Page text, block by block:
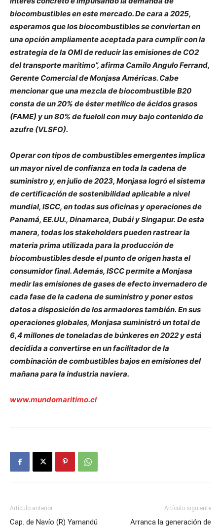
biocombustibles en este mercado. De cara a 2025,
esperamos que los biocombustibles se conviertan en
una opción ampliamente aceptada para cumplir con la
estrategia de la OMI de reducir las emisiones de CO2
del transporte marítimo”, afirma Camilo Angulo Ferrand,
Gerente Comercial de Monjasa Américas. Cabe
mencionar que una mezcla de biocombustible B20
consta de un 20% de éster metílico de ácidos grasos
(FAME) y un 80% de fueloil con muy bajo contenido de
azufre (VLSFO).
Operar con tipos de combustibles emergentes implica
un mayor nivel de confianza en toda la cadena de
suministro y, en julio de 2023, Monjasa logró el sistema
de certificación de sostenibilidad aplicable a nivel
mundial, ISCC, en todas sus oficinas y operaciones de
Panamá, EE.UU., Dinamarca, Dubái y Singapur. De esta
manera, todas los stakeholders pueden rastrear la
materia prima utilizada para la producción de
biocombustibles desde el punto de origen hasta el
consumidor final. Además, ISCC permite a Monjasa
medir las emisiones de gases de efecto invernadero de
cada fase de la cadena de suministro y poner estos
datos a disposición de los armadores también. En sus
operaciones globales, Monjasa suministró un total de
6,4 millones de toneladas de búnkeres en 2022 y está
decidida a convertirse en un facilitador de la
combinación de combustibles bajos en emisiones del
mañana para la industria naviera.
www.mundomaritimo.cl
Artículo anterior
Cap. de Navío (R) Yamandú
Artículo siguiente
Arranca la generación de